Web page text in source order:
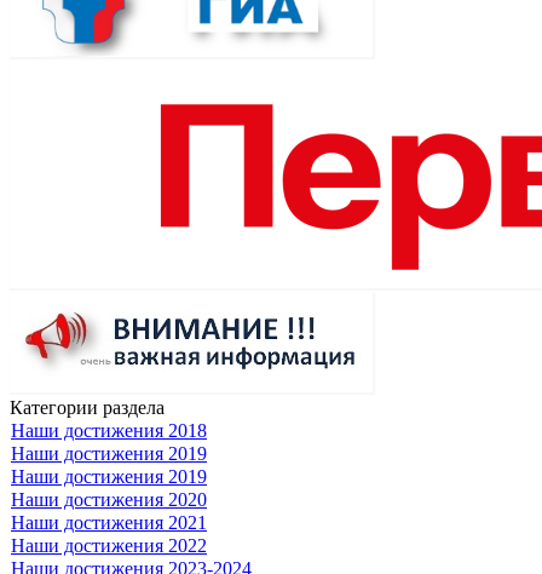
Категории раздела
Наши достижения 2018
Наши достижения 2019
Наши достижения 2019
Наши достижения 2020
Наши достижения 2021
Наши достижения 2022
Наши достижения 2023-2024